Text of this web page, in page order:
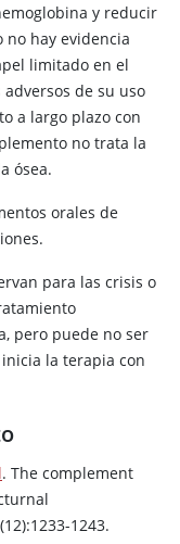
y reducir
no hay evidencia
limitado en el
de su uso
a largo plazo con
no trata la
ósea.
orales de
para las crisis o
pero puede no ser
la terapia con
. The complement
1243.